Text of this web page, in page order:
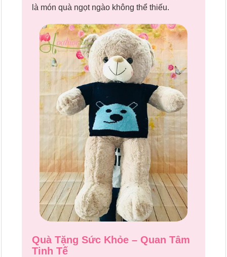
là món quà ngọt ngào không thể thiếu.
Quà Tặng Sức Khỏe – Quan Tâm
Tinh Tế